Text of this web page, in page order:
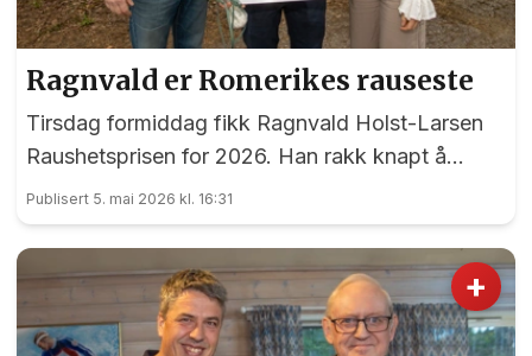
Ragnvald er Romerikes rauseste
Tirsdag formiddag fikk Ragnvald Holst-Larsen
Raushetsprisen for 2026. Han rakk knapt å
takke før planen for halvparten av prispengene
var lagt, og selvsagt skal de brukes på andre.
Publisert 5. mai 2026 kl. 16:31
+